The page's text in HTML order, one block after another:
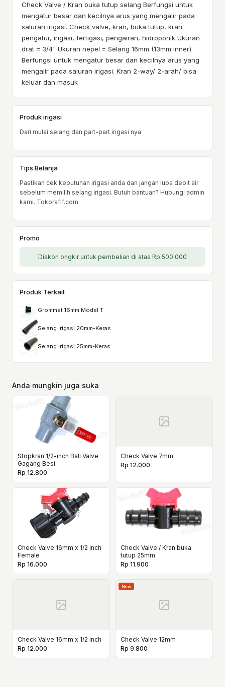
Check Valve / Kran buka tutup selang Berfungsi untuk
mengatur besar dan kecilnya arus yang mengalir pada
saluran irigasi. Check valve, kran, buka tutup, kran
pengatur, irigasi, fertigasi, pengairan, hidroponik Ukuran
drat = 3/4" Ukuran nepel = Selang 16mm (13mm inner)
Berfungsi untuk mengatur besar dan kecilnya arus yang
mengalir pada saluran irigasi. Kran 2-way/ 2-arah/ bisa
keluar dan masuk
Produk irigasi
Dari mulai selang dan part-part irigasi nya
Tips Belanja
Pastikan cek kebutuhan irigasi anda dan jangan lupa debit air
sebelum memilih selang irigasi. Butuh bantuan? Hubungi admin
kami. Tokorafif.com
Promo
Diskon ongkir untuk pembelian di atas Rp 500.000
Produk Terkait
Grommet 16mm Model T
Selang Irigasi 20mm-Keras
Selang Irigasi 25mm-Keras
Anda mungkin juga suka
Stopkran 1/2-inch Ball Valve
Gagang Besi
Rp 12.800
Check Valve 7mm
Rp 12.000
Check Valve 16mm x 1/2 inch
Female
Rp 16.000
Check Valve / Kran buka
tutup 25mm
Rp 11.900
Check Valve 16mm x 1/2 inch
Rp 12.000
New
Check Valve 12mm
Rp 9.800